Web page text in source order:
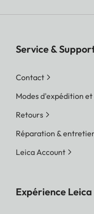
Service &
Contact
Modes d'expédition
Retours
Réparation &
Leica Account
Expérience Leica